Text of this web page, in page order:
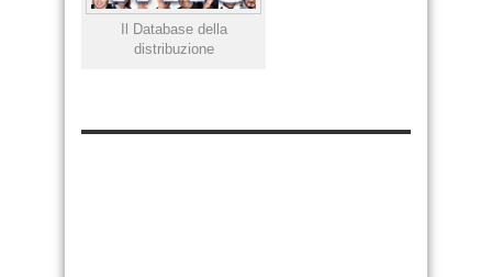
Il Database della
distribuzione